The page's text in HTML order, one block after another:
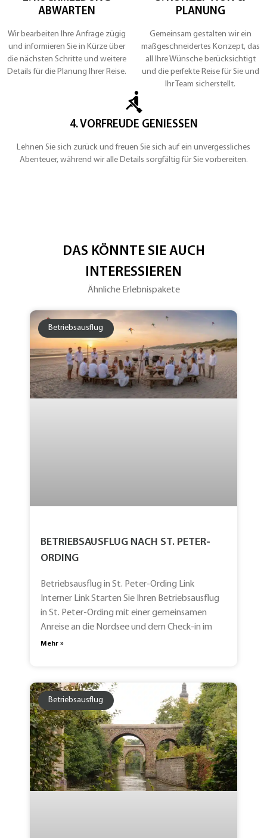
ABWARTEN
Wir bearbeiten Ihre Anfrage zügig
und informieren Sie in Kürze über
die nächsten Schritte und weitere
Details für die Planung Ihrer Reise.
PLANUNG
Gemeinsam gestalten wir ein
maßgeschneidertes Konzept, das
all Ihre Wünsche berücksichtigt
und die perfekte Reise für Sie und
Ihr Team sicherstellt.
4. VORFREUDE GENIESSEN
Lehnen Sie sich zurück und freuen Sie sich auf ein unvergessliches
Abenteuer, während wir alle Details sorgfältig für Sie vorbereiten.
DAS KÖNNTE SIE AUCH
INTERESSIEREN
Ähnliche Erlebnispakete
Betriebsausflug
BETRIEBSAUSFLUG NACH ST. PETER-
ORDING
Betriebsausflug in St. Peter-Ording Link
Interner Link Starten Sie Ihren Betriebsausflug
in St. Peter-Ording mit einer gemeinsamen
Anreise an die Nordsee und dem Check-in im
Mehr »
Betriebsausflug